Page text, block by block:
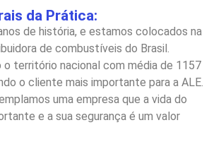
da Prática:
de história, e estamos colocados na
de combustíveis do Brasil.
território nacional com média de 1157
o cliente mais importante para a ALE.
uma empresa que a vida do
e a sua segurança é um valor